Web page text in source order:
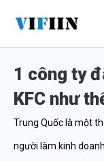
nội
dung1 công ty
KFC như
Trung Quốc là một
người làm kinh